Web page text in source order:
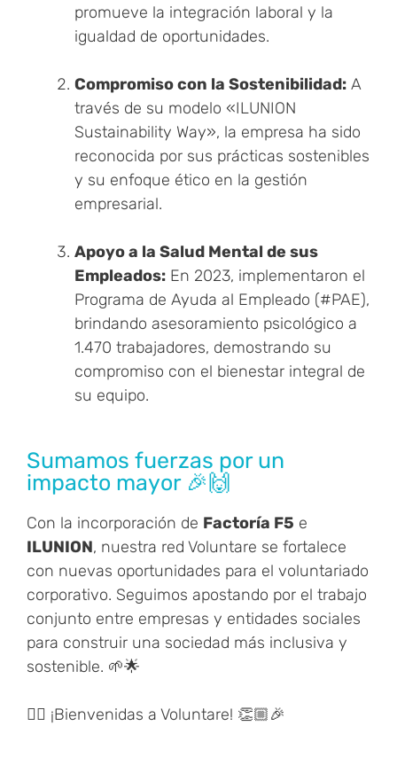
promueve la integración laboral y la
igualdad de oportunidades.
Compromiso con la Sostenibilidad: A
través de su modelo «ILUNION
Sustainability Way», la empresa ha sido
reconocida por sus prácticas sostenibles
y su enfoque ético en la gestión
empresarial.
Apoyo a la Salud Mental de sus
Empleados: En 2023, implementaron el
Programa de Ayuda al Empleado (#PAE),
brindando asesoramiento psicológico a
1.470 trabajadores, demostrando su
compromiso con el bienestar integral de
su equipo.
Sumamos fuerzas por un
impacto mayor 🎉🙌
Con la incorporación de Factoría F5 e
ILUNION, nuestra red Voluntare se fortalece
con nuevas oportunidades para el voluntariado
corporativo. Seguimos apostando por el trabajo
conjunto entre empresas y entidades sociales
para construir una sociedad más inclusiva y
sostenible. 🌱🌟
👉🏼 ¡Bienvenidas a Voluntare! 👏🏼🎉